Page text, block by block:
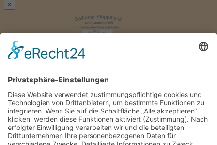
×
Anmelden
Benutzername
oder